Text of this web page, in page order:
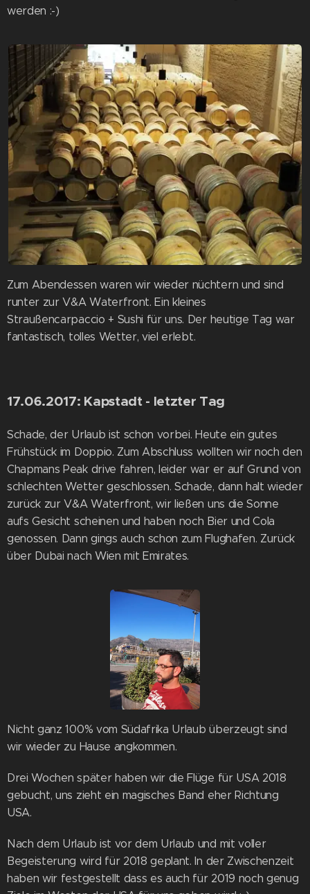
werden :-)
Zum Abendessen waren wir wieder nüchtern und sind
runter zur V&A Waterfront. Ein kleines
Straußencarpaccio + Sushi für uns. Der heutige Tag war
fantastisch, tolles Wetter, viel erlebt.
17.06.2017: Kapstadt - letzter Tag
Schade, der Urlaub ist schon vorbei. Heute ein gutes
Frühstück im Doppio. Zum Abschluss wollten wir noch den
Chapmans Peak drive fahren, leider war er auf Grund von
schlechten Wetter geschlossen. Schade, dann halt wieder
zurück zur V&A Waterfront, wir ließen uns die Sonne
aufs Gesicht scheinen und haben noch Bier und Cola
genossen. Dann gings auch schon zum Flughafen. Zurück
über Dubai nach Wien mit Emirates.
Nicht ganz 100% vom Südafrika Urlaub überzeugt sind
wir wieder zu Hause angkommen.
Drei Wochen später haben wir die Flüge für USA 2018
gebucht, uns zieht ein magisches Band eher Richtung
USA.
Nach dem Urlaub ist vor dem Urlaub und mit voller
Begeisterung wird für 2018 geplant. In der Zwischenzeit
haben wir festgestellt dass es auch für 2019 noch genug